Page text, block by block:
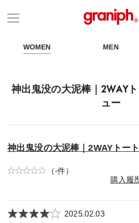
カテゴリーから探す
WOMEN MEN
神出鬼没の大泥棒｜2WAY
ュー
神出鬼没の大泥棒｜2WAYトー
（-件）
購入履
2025.02.03